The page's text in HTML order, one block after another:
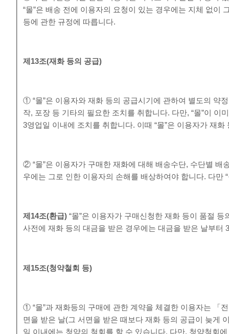
“몰”은 배송 전에 이용자의 요청이 있는 경우에는 지체 없
등에 관한 규정에 따릅니다.
제 13조(재화 등의 공급)
① “몰”은 이용자와 재화 등의 공급시기에 관하여 별도의 약
작, 포장 등 기타의 필요한 조치를 취합니다. 다만, “몰”이
3영업일 이내에 조치를 취합니다. 이때 “몰”은 이용자가 재
② “몰”은 이용자가 구매한 재화에 대해 배송수단, 수단별 배
우에는 그로 인한 이용자의 손해를 배상하여야 합니다. 다만
제 14조(환급)“몰”은 이용자가 구매신청한 재화 등이 품절
사전에 재화 등의 대금을 받은 경우에는 대금을 받은 날부
제15조(청약철회 등)
① “몰”과 재화등의 구매에 관한 계약을 체결한 이용자는 「
면을 받은 날(그 서면을 받은 때보다 재화 등의 공급이 늦게
일 이내에는 청약의 철회를 할 수 있습니다. 다만, 청약철회